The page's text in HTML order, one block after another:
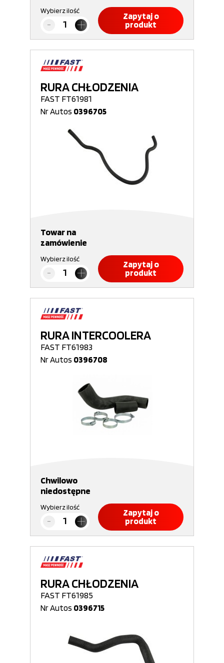
Wybierz ilość
Zapytaj o
produkt
RURA CHŁODZENIA
FAST FT61981
Nr Autos 0396705
Towar na
zamówienie
Wybierz ilość
Zapytaj o
produkt
RURA INTERCOOLERA
FAST FT61983
Nr Autos 0396708
Chwilowo
niedostępne
Wybierz ilość
Zapytaj o
produkt
RURA CHŁODZENIA
FAST FT61985
Nr Autos 0396715